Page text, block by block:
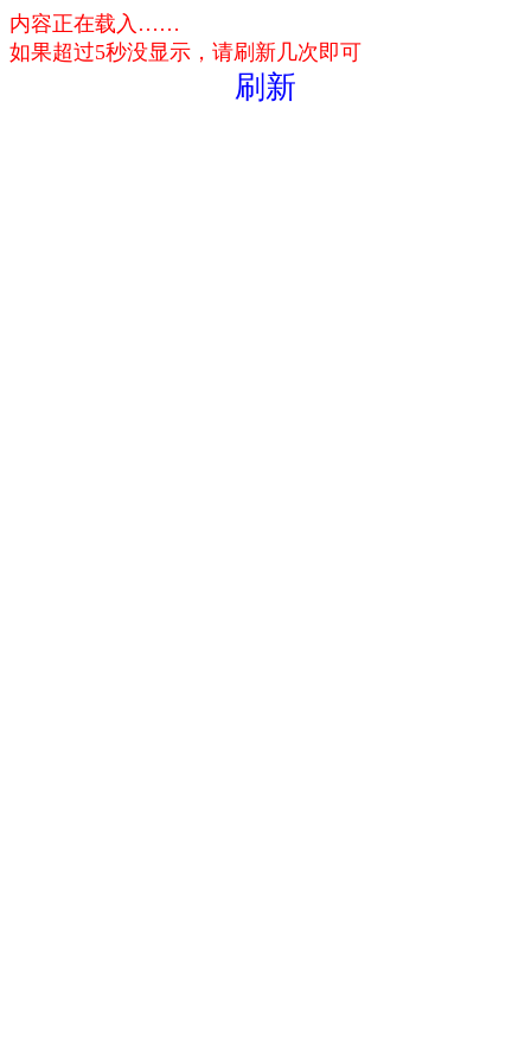
内容正在载入……
如果超过5秒没显示，请刷新几次即可
刷新